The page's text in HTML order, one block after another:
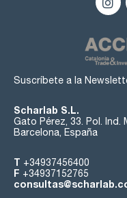
Suscríbete a la
Scharlab S.L.
Gato Pérez, 33. Pol. Ind.
Barcelona, España
T +34937456400
F +34937152765